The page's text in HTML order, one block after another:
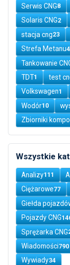
Serwis CNG8
Solaris CNG2
stacja cng23
Strefa Metanu
Tankowanie
TDT1 test
Volkswagen1
Wodór10
Zbiorniki
Wszystkie
Analizy111
Ciężarowe77
Giełda
Pojazdy CNG
Sprężarka CNG
Wiadomości790
Wywiady34